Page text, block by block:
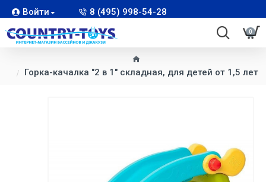
Войти 8 (495) 998-54-28
0
Горка-качалка "2 в 1" складная, для детей от 1,5 лет